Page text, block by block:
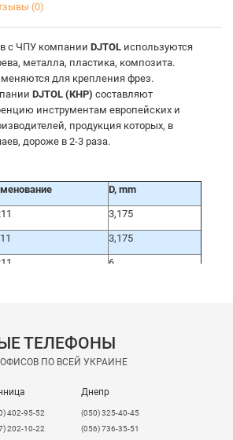
(0)
с ЧПУ компании DJTOL используются
металла, пластика, композита.
для крепления фрез.
DJTOL (КНР) составляют
инструментам европейских и
продукция которых, в
дороже в 2-3 раза.
D, mm
3,175
3,175
6
3,175
4
6
8
ТЕЛЕФОНЫ
ПО ВСЕЙ УКРАИНЕ
402-95-52
202-10-22
Днепр
(050) 325-40-45
(056) 736-35-51